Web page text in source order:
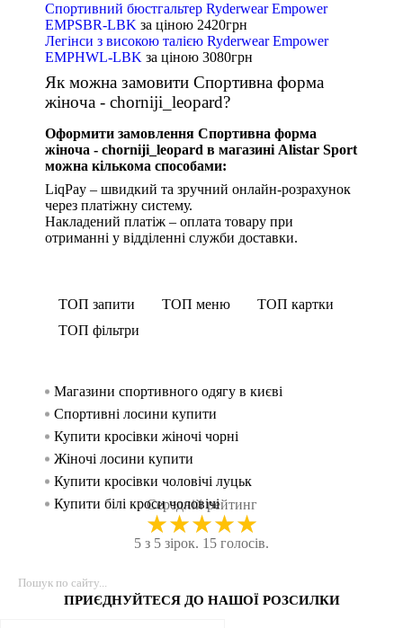
Спортивний бюстгальтер Ryderwear Empower
EMPSBR-LBK за ціною 2420грн
Легінси з високою талією Ryderwear Empower
EMPHWL-LBK за ціною 3080грн
Як можна замовити Спортивна форма
жіноча - chorniji_leopard?
Оформити замовлення Спортивна форма
жіноча - chorniji_leopard в магазині Alistar Sport
можна кількома способами:
LiqPay – швидкий та зручний онлайн-розрахунок
через платіжну систему.
Накладений платіж – оплата товару при
отриманні у відділенні служби доставки.
ТОП запити ТОП меню
ТОП картки
ТОП фільтри
Магазини спортивного одягу в києві
Спортивні лосини купити
Купити кросівки жіночі чорні
Жіночі лосини купити
Купити кросівки чоловічі луцьк
Купити білі кроси чоловічі
Спорт футболки
Шорти для фітнесу жіночі
Середній рейтинг
★★★★★
5 з 5 зірок. 15 голосів.
ПРИЄДНУЙТЕСЯ ДО НАШОЇ РОЗСИЛКИ